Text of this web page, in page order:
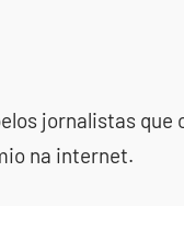
jornalistas que
na internet.